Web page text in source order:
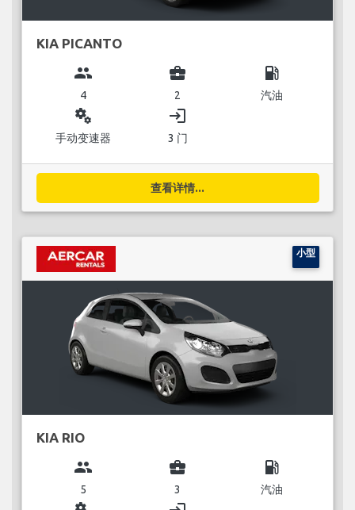
KIA PICANTO
group
4
business_center
2
local_gas_station
汽油
miscellaneous_services
手动变速器
login
3 门
查看详情...
小型
KIA RIO
group
5
business_center
3
local_gas_station
汽油